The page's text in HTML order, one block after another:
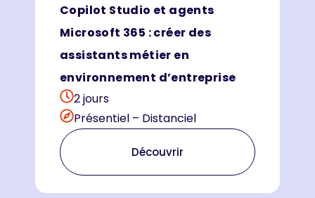
Copilot Studio et agents
Microsoft 365 : créer des
assistants métier en
environnement d’entreprise
2 jours
Présentiel – Distanciel
Découvrir